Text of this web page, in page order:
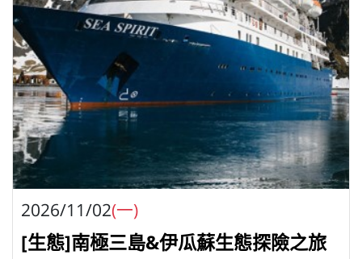
2026/11/02(一)
[生態]南極三島&伊瓜蘇生態探險之旅